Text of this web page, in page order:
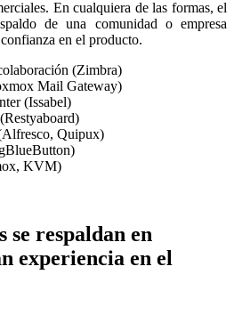
En cualquiera de las formas, el
de una comunidad o empresa
en el producto.
(Zimbra)
Mail Gateway)
(Issabel)
Quipux)
KVM)
se respaldan en
experiencia en el